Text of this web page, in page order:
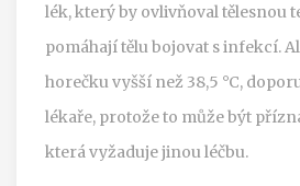
lék, který by ovlivňoval tělesnou
pomáhají tělu bojovat s infekcí.
horečku vyšší než 38,5 °C,
lékaře, protože to může být
která vyžaduje jinou léčbu.